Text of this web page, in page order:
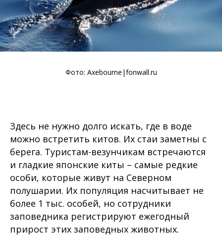
Фото: Axebourne|fonwall.ru
Здесь не нужно долго искать, где в воде
можно встретить китов. Их стаи заметны с
берега. Туристам-везунчикам встречаются
и гладкие японские киты – самые редкие
особи, которые живут на Северном
полушарии. Их популяция насчитывает не
более 1 тыс. особей, но сотрудники
заповедника регистрируют ежегодный
прирост этих заповедных животных.